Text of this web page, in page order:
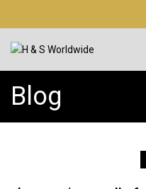
Blog